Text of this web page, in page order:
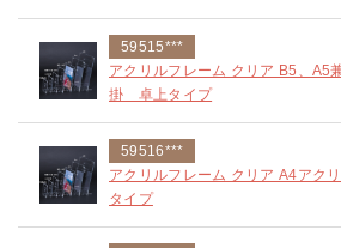
59515***
アクリルフレーム クリア B5、
掛 卓上タイプ
59516***
アクリルフレーム クリア A4ア
タイプ